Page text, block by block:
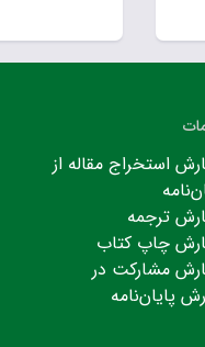
استخراج مقاله از
ترجمه
چاپ کتاب
مشارکت در
پایان‌نامه